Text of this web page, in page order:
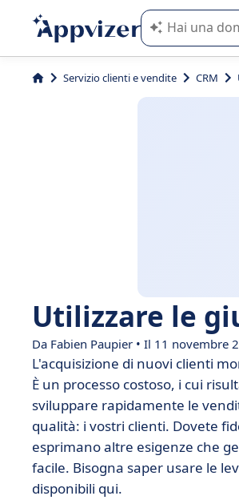
L'IA di
Servizio clienti e vendite CRM
Utilizzare le
Da Fabien Paupier • Il 11 novembre
L'acquisizione di nuovi clienti
È un processo costoso, i cui
sviluppare rapidamente le
qualità: i vostri clienti. Dovete
esprimano altre esigenze che
facile. Bisogna saper usare le
disponibili qui.